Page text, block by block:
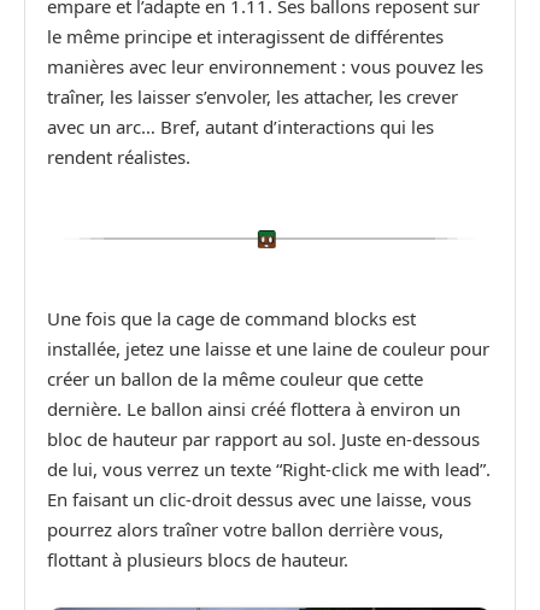
empare et l’adapte en 1.11. Ses ballons reposent sur
le même principe et interagissent de différentes
manières avec leur environnement : vous pouvez les
traîner, les laisser s’envoler, les attacher, les crever
avec un arc… Bref, autant d’interactions qui les
rendent réalistes.
Une fois que la cage de command blocks est
installée, jetez une laisse et une laine de couleur pour
créer un ballon de la même couleur que cette
dernière. Le ballon ainsi créé flottera à environ un
bloc de hauteur par rapport au sol. Juste en-dessous
de lui, vous verrez un texte “Right-click me with lead”.
En faisant un clic-droit dessus avec une laisse, vous
pourrez alors traîner votre ballon derrière vous,
flottant à plusieurs blocs de hauteur.